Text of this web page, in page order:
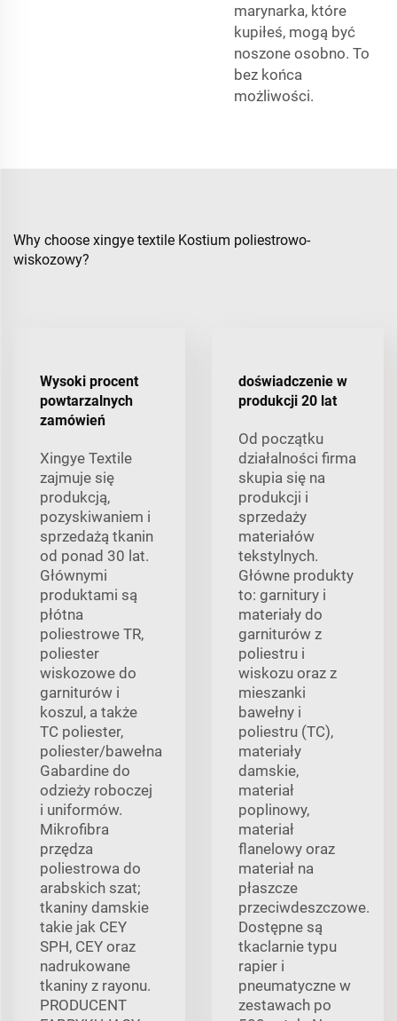
marynarka, które
kupiłeś, mogą być
noszone osobno. To
bez końca
możliwości.
Why choose xingye textile Kostium poliestrowo-
wiskozowy?
Wysoki procent
powtarzalnych
zamówień
Xingye Textile
zajmuje się
produkcją,
pozyskiwaniem i
sprzedażą tkanin
od ponad 30 lat.
Głównymi
produktami są
płótna
poliestrowe TR,
poliester
wiskozowe do
garniturów i
koszul, a także
TC poliester,
poliester/bawełna
Gabardine do
odzieży roboczej
i uniformów.
Mikrofibra
przędza
poliestrowa do
arabskich szat;
tkaniny damskie
takie jak CEY
SPH, CEY oraz
nadrukowane
tkaniny z rayonu.
PRODUCENT
doświadczenie w
produkcji 20 lat
Od początku
działalności firma
skupia się na
produkcji i
sprzedaży
materiałów
tekstylnych.
Główne produkty
to: garnitury i
materiały do
garniturów z
poliestru i
wiskozu oraz z
mieszanki
bawełny i
poliestru (TC),
materiały
damskie,
materiał
poplinowy,
materiał
flanelowy oraz
materiał na
płaszcze
przeciwdeszczowe.
Dostępne są
tkaclarnie typu
rapier i
pneumatyczne w
zestawach po